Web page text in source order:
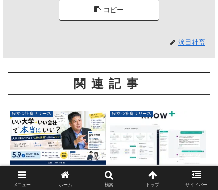
コピー
涙目社畜
関連記事
役立つ社畜リリース
ルークス、中高生向けキャ
リアセミナーを5月9日に開
役立つ社畜リリース
AIナレッジ基盤
「Know+」が中小企業の
メニュー ホーム 検索 トップ サイドバー